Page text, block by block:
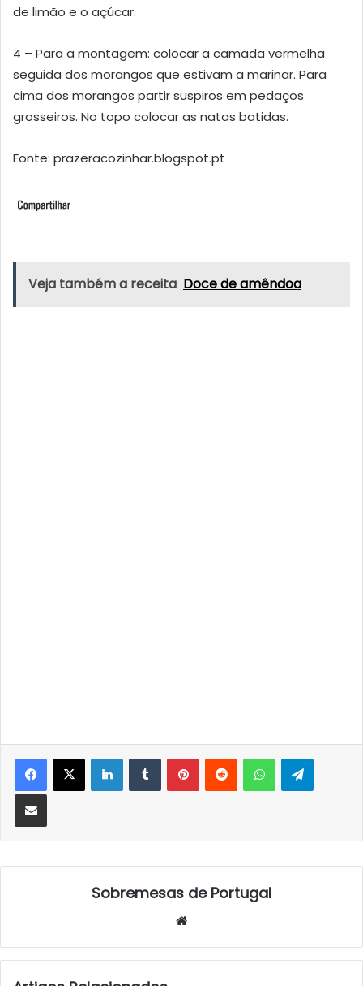
de limão e o açúcar.
4 – Para a montagem: colocar a camada vermelha
seguida dos morangos que estivam a marinar. Para
cima dos morangos partir suspiros em pedaços
grosseiros. No topo colocar as natas batidas.
Fonte: prazeracozinhar.blogspot.pt
Veja também a receita Doce de amêndoa
LinkedInTumblrPinterestReddit WhatsApp
Partilhar Via Email
Sobremesas de Portugal